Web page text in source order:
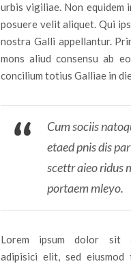
urbis vigiliae. Non equidem
posuere velit aliquet. Qui
nostra Galli appellantur.
mons aliud consensu ab
concilium totius Galliae in
Cum sociis
etaed pnis dis
scettr aieo ridus
portaem mleyo.
Lorem ipsum dolor sit
adipisici elit, sed